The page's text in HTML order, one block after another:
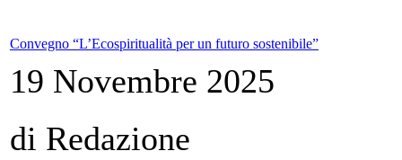
Convegno “L’Ecospiritualità per un futuro sostenibile”
19 Novembre 2025
di Redazione